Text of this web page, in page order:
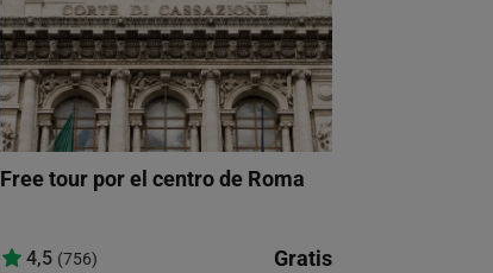
Free tour por el centro de Roma
4,5 (756) Gratis